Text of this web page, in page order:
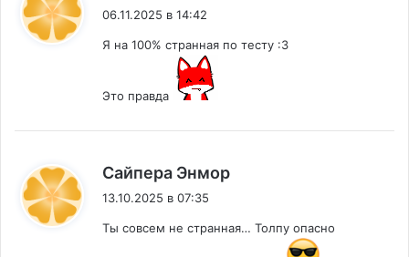
06.11.2025 в 14:42
Я на 100% странная по тесту :3
Это правда
Сайпера Энмор
13.10.2025 в 07:35
Ты совсем не странная… Толпу опасно